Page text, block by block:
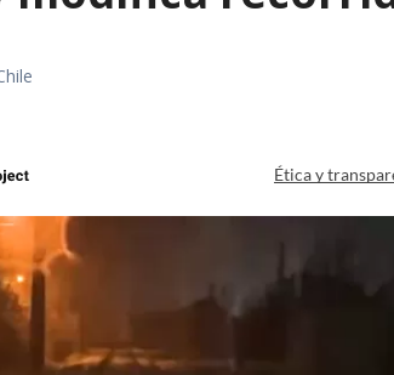
Ética y